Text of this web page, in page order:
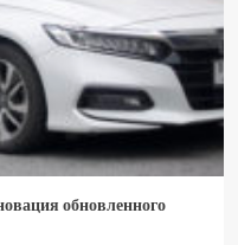
обновленного